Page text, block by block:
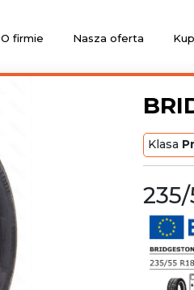
O firmie Nasza oferta
Klasa
235/